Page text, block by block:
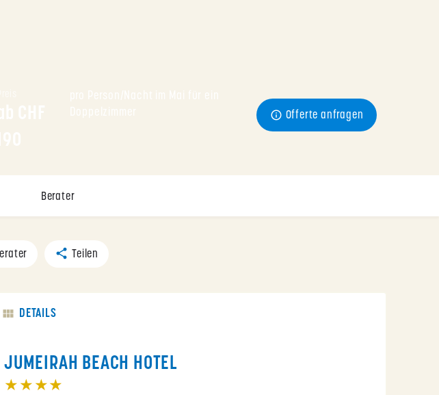
Offerte anfragen
Berater
Teilen
DETAILS
JUMEIRAH BEACH HOTEL
★★★★